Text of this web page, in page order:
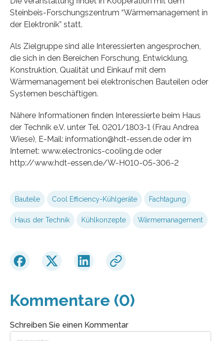
Steinbeis-Forschungszentrum “Wärmemanagement in
der Elektronik” statt.
Als Zielgruppe sind alle Interessierten angesprochen,
die sich in den Bereichen Forschung, Entwicklung,
Konstruktion, Qualität und Einkauf mit dem
Wärmemanagement bei elektronischen Bauteilen oder
Systemen beschäftigen.
Nähere Informationen finden Interessierte beim Haus
der Technik e.V. unter Tel. 0201/1803-1 (Frau Andrea
Wiese), E-Mail: information@hdt-essen.de oder im
Internet: www.electronics-cooling.de oder
http://www.hdt-essen.de/W-H010-05-306-2
Bauteile Cool Efficiency-Kühlgeräte Fachtagung
Haus der Technik Kühlkonzepte Wärmemanagement
Kommentare (0)
Schreiben Sie einen Kommentar